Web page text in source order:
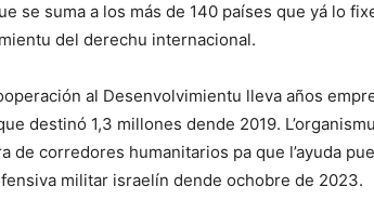
se suma a los más de 140 países que yá lo
del derechu internacional.
al Desenvolvimientu lleva años
destinó 1,3 millones dende 2019.
de corredores humanitarios pa que l’ayuda
militar israelín dende ochobre de 2023.